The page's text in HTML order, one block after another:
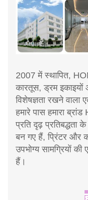
2007 में स्थापित,
कारतूस, ड्रम इकाइयों
विशेषज्ञता रखने वाला
हमारे पास हमारा
प्रति दृढ़ प्रतिबद्धता
बन गए हैं, प्रिंटर और
उपभोग्य सामग्रियों
हैं।